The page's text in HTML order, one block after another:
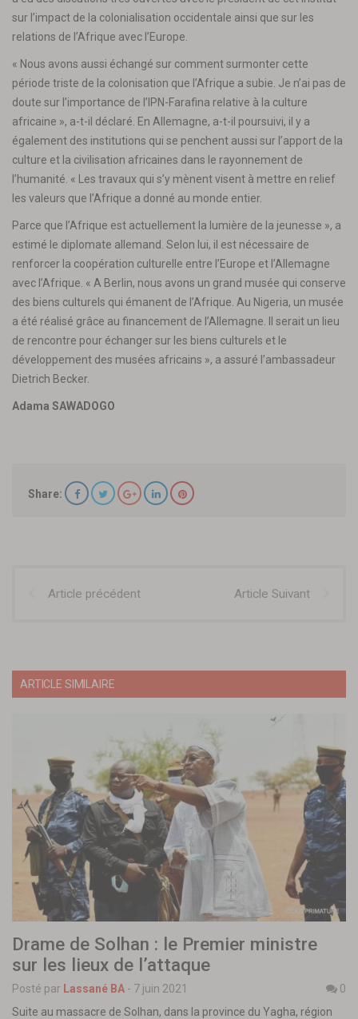
sur l’impact de la colonialisation occidentale ainsi que sur les
relations de l’Afrique avec l’Europe.
« Nous avons aussi échangé sur comment surmonter cette
période triste de la colonisation que l’Afrique a subie. Je n’ai pas de
doute sur l’importance de l’IPN-Farafina relative à la culture
africaine », a-t-il déclaré. En Allemagne, a-t-il poursuivi, il y a
également des institutions qui se penchent aussi sur l’apport de la
culture et la civilisation africaines dans le rayonnement de
l’humanité. « Les travaux qui s’y mènent visent à mettre en relief
les valeurs que l’Afrique a donné au monde entier.
Parce que l’Afrique est actuellement la lumière de la jeunesse », a
estimé le diplomate allemand. Selon lui, il est nécessaire de
renforcer la coopération culturelle entre l’Europe et l’Allemagne
avec l’Afrique. « A Berlin, nous avons un grand musée qui conserve
des biens culturels qui émanent de l’Afrique. Au Nigeria, un musée
a été réalisé grâce au financement de l’Allemagne. Il serait un lieu
de rencontre pour échanger sur les biens culturels et le
développement des musées africains », a assuré l’ambassadeur
Dietrich Becker.
Adama SAWADOGO
Share:
Article précédent Article Suivant
ARTICLE SIMILAIRE
Drame de Solhan : le Premier ministre
sur les lieux de l’attaque
Posté par Lassané BA - 7 juin 2021
0
Suite au massacre de Solhan, dans la province du Yagha, région